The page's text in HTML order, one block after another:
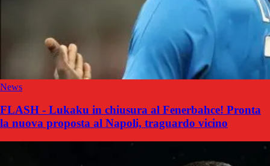
News
FLASH - Lukaku in chiusura al Fenerbahce! Pronta
la nuova proposta al Napoli, traguardo vicino